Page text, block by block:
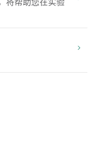
将帮助您在实验